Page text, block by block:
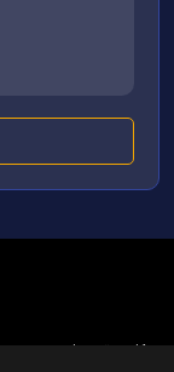
کلیه حقوق مادی و معنوی